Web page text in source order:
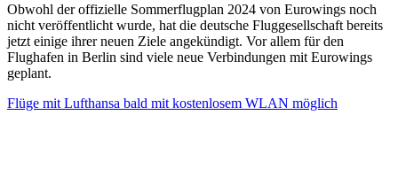
Obwohl der offizielle Sommerflugplan 2024 von Eurowings noch
nicht veröffentlicht wurde, hat die deutsche Fluggesellschaft bereits
jetzt einige ihrer neuen Ziele angekündigt. Vor allem für den
Flughafen in Berlin sind viele neue Verbindungen mit Eurowings
geplant.
Flüge mit Lufthansa bald mit kostenlosem WLAN möglich